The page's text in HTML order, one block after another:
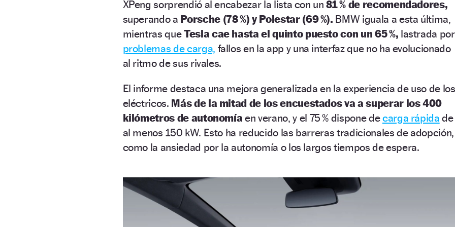
XPeng sorprendió al encabezar la lista con un81 % de recomendadores,
superando a Porsche (78 %) y Polestar (69 %). BMW iguala a esta última,
mientras queTesla cae hasta el quinto puesto con un 65 %, lastrada por
problemas de carga, fallos en la app y una interfaz que no ha evolucionado
al ritmo de sus rivales.
El informe destaca una mejora generalizada en la experiencia de uso de los
eléctricos. Más de la mitad de los encuestados va a superar los 400
kilómetros de autonomía en verano, y el 75 % dispone decarga rápida de
al menos 150 kW. Esto ha reducido las barreras tradicionales de adopción,
como la ansiedad por la autonomía o los largos tiempos de espera.